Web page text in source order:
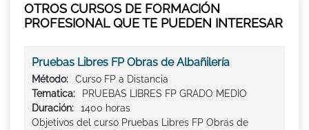
OTROS CURSOS DE FORMACIÓN
PROFESIONAL QUE TE PUEDEN INTERESAR
Pruebas Libres FP Obras de Albañilería
Método:
Curso FP a Distancia
Tematica:
PRUEBAS LIBRES FP GRADO MEDIO
Duración:
1400 horas
Objetivos del curso Pruebas Libres FP Obras de